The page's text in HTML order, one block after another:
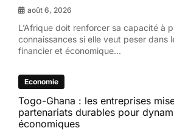
août 6, 2026
L’Afrique doit renforcer sa capacité à
connaissances si elle veut peser dans
financier et économique...
Economie
Togo-Ghana : les entreprises
partenariats durables pour
économiques